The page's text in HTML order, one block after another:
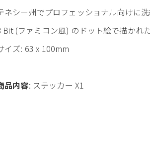
ネシー州でプロフェッショナル向けに
Bit (ファミコン風) のドット絵で描かれ
イズ: 63 x 100mm
品内容: ステッカー X1